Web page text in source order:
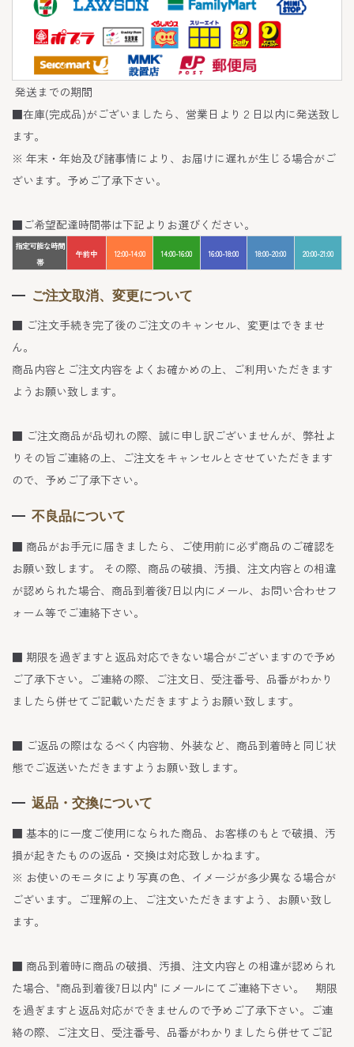
発送までの期間
■在庫(完成品)がございましたら、営業日より２日以内に発送致し
ます。
※ 年末・年始及び諸事情により、お届けに遅れが生じる場合がご
ざいます。予めご了承下さい。
■ご希望配達時間帯は下記よりお選びください。
指定可能な時間
帯
午前中 12:00-14:00 14:00-16:00 16:00-18:00 18:00-20:00 20:00-21:00
ご注文取消、変更について
■ ご注文手続き完了後のご注文のキャンセル、変更はできませ
ん。
商品内容とご注文内容をよくお確かめの上、ご利用いただきます
ようお願い致します。
■ ご注文商品が品切れの際、誠に申し訳ございませんが、弊社よ
りその旨ご連絡の上、ご注文をキャンセルとさせていただきます
ので、予めご了承下さい。
不良品について
■ 商品がお手元に届きましたら、ご使用前に必ず商品のご確認を
お願い致します。 その際、商品の破損、汚損、注文内容との相違
が認められた場合、商品到着後7日以内にメール、お問い合わせフ
ォーム等でご連絡下さい。
■ 期限を過ぎますと返品対応できない場合がございますので予め
ご了承下さい。ご連絡の際、ご注文日、受注番号、品番がわかり
ましたら併せてご記載いただきますようお願い致します。
■ ご返品の際はなるべく内容物、外装など、商品到着時と同じ状
態でご返送いただきますようお願い致します。
返品・交換について
■ 基本的に一度ご使用になられた商品、お客様のもとで破損、汚
損が起きたものの返品・交換は対応致しかねます。
※ お使いのモニタにより写真の色、イメージが多少異なる場合が
ございます。ご理解の上、ご注文いただきますよう、お願い致し
ます。
■ 商品到着時に商品の破損、汚損、注文内容との相違が認められ
た場合、"商品到着後7日以内" にメールにてご連絡下さい。 期限
を過ぎますと返品対応ができませんので予めご了承下さい。ご連
絡の際、ご注文日、受注番号、品番がわかりましたら併せてご記